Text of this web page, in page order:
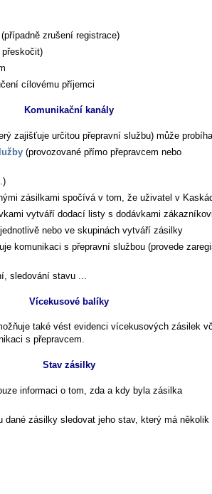
zrušení registrace)
cílovému příjemci
Komunikační kanály
zajišťuje určitou přepravní službu) může
(provozované přímo přepravcem nebo
zásilkami spočívá v tom, že uživatel v
vytváří dodací listy s dodávkami zákazníkovi
nebo ve skupinách vytváří zásilky
komunikaci s přepravní službou (provede
sledování stavu ...
Vícekusové balíky
také vést evidenci vícekusových zásilek
s přepravcem.
Stav zásilky
informaci o tom, zda a kdy byla zásilka
dané zásilky sledovat jeho stav, který má několik